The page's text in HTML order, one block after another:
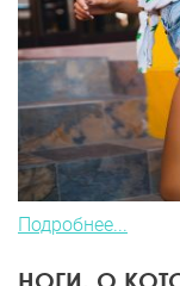
Подробнее...
НОГИ, О